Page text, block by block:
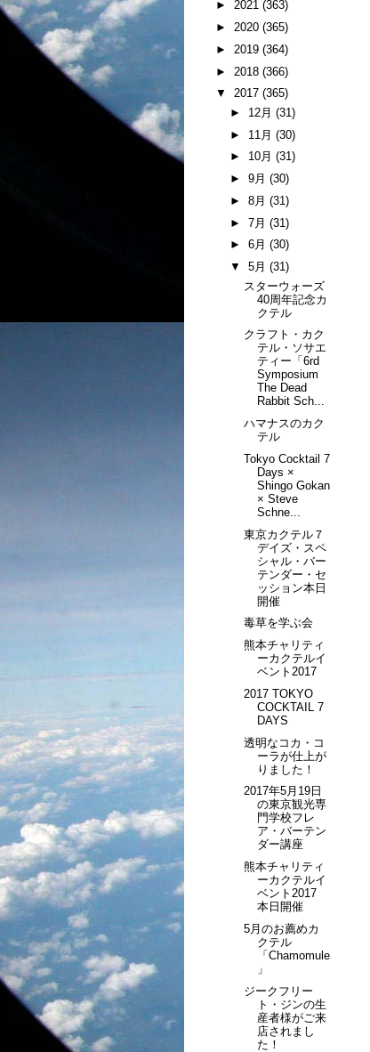
► 2021 (363)
► 2020 (365)
► 2019 (364)
► 2018 (366)
▼ 2017 (365)
► 12月 (31)
► 11月 (30)
► 10月 (31)
► 9月 (30)
► 8月 (31)
► 7月 (31)
► 6月 (30)
▼ 5月 (31)
スターウォーズ
40周年記念カ
クテル
クラフト・カク
テル・ソサエ
ティー「6rd
Symposium
The Dead
Rabbit Sch...
ハマナスのカク
テル
Tokyo Cocktail 7
Days ×
Shingo Gokan
× Steve
Schne...
東京カクテル７
デイズ・スペ
シャル・バー
テンダー・セ
ッション本日
開催
毒草を学ぶ会
熊本チャリティ
ーカクテルイ
ベント2017
2017 TOKYO
COCKTAIL 7
DAYS
透明なコカ・コ
ーラが仕上が
りました！
2017年5月19日
の東京観光専
門学校フレ
ア・バーテン
ダー講座
熊本チャリティ
ーカクテルイ
ベント2017
本日開催
5月のお薦めカ
クテル
「Chamomule
」
ジークフリー
ト・ジンの生
産者様がご来
店されまし
た！